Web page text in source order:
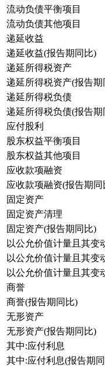
流动负债平衡项目
流动负债其他项目
递延收益
递延收益(报告期同比)
递延所得税资产
递延所得税资产(报告期
递延所得税负债
递延所得税负债(报告期
应付股利
股东权益平衡项目
股东权益其他项目
应收款项融资
应收款项融资(报告期同
固定资产
固定资产清理
固定资产(报告期同比)
以公允价值计量且其变
以公允价值计量且其变
以公允价值计量且其变
商誉
商誉(报告期同比)
无形资产
无形资产(报告期同比)
其中:应付利息
其中:应付利息(报告期